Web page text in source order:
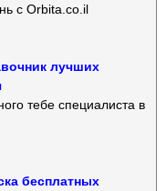
с Orbita.co.il
лучших
тебе специалиста в
бесплатных